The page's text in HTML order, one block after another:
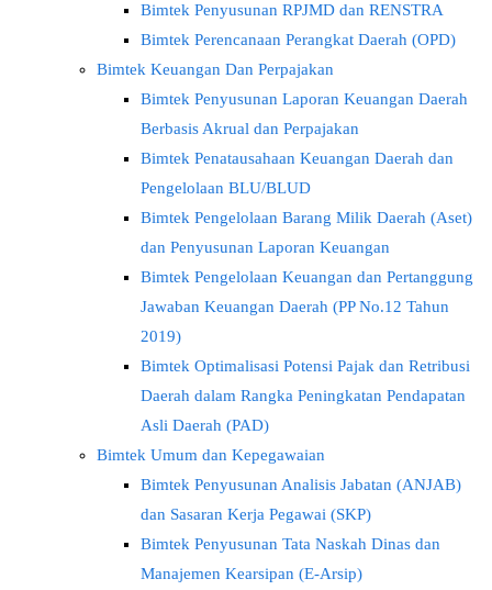
Bimtek Penyusunan RPJMD dan RENSTRA
Bimtek Perencanaan Perangkat Daerah (OPD)
Bimtek Keuangan Dan Perpajakan
Bimtek Penyusunan Laporan Keuangan Daerah
Berbasis Akrual dan Perpajakan
Bimtek Penatausahaan Keuangan Daerah dan
Pengelolaan BLU/BLUD
Bimtek Pengelolaan Barang Milik Daerah (Aset)
dan Penyusunan Laporan Keuangan
Bimtek Pengelolaan Keuangan dan Pertanggung
Jawaban Keuangan Daerah (PP No.12 Tahun
2019)
Bimtek Optimalisasi Potensi Pajak dan Retribusi
Daerah dalam Rangka Peningkatan Pendapatan
Asli Daerah (PAD)
Bimtek Umum dan Kepegawaian
Bimtek Penyusunan Analisis Jabatan (ANJAB)
dan Sasaran Kerja Pegawai (SKP)
Bimtek Penyusunan Tata Naskah Dinas dan
Manajemen Kearsipan (E-Arsip)